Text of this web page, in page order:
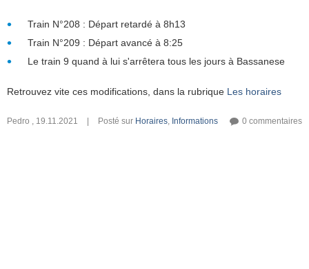
Train N°208 : Départ retardé à 8h13
Train N°209 : Départ avancé à 8:25
Le train 9 quand à lui s'arrêtera tous les jours à Bassanese
Retrouvez vite ces modifications, dans la rubrique Les horaires
Pedro , 19.11.2021 Posté sur Horaires, Informations 0 commentaires